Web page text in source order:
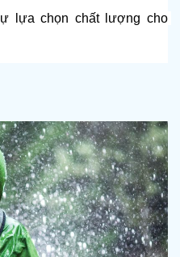
lựa chọn chất lượng cho